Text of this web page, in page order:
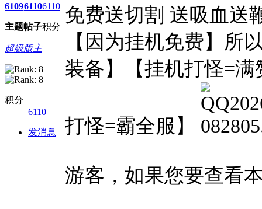
6109
主题
6110
帖子
6110
积分
超级版主
积分
6110
发消息
免费送切割 送吸血送
【因为挂机免费】所
装备】【挂机打怪=
打怪=霸全服】
游客，如果您要查看